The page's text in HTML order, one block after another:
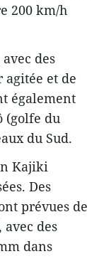
200 km/h
des
agitée et de
également
(golfe du
du Sud.
Kajiki
Des
prévues de
des
dans